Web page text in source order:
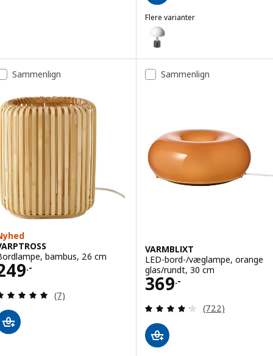
Flere varianter
NÖDMAST
Mulighed: NÖDMAST, Bærbar
Sammenlign
bambus, 26 cm
.-
249.-
Anmeld: 4.9 ud af 5 Stjerner. Anmeldelser i alt:
(7)
Sammenlign
VARMBLIXT
LED-bord-/væglampe, orange
glas/rundt, 30 cm
369.-
Pris 369.-
Anmeld: 4.2 ud
(722)